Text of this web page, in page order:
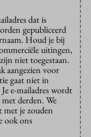
dat is
gepubliceerd
Houd je bij
uitingen,
niet toegestaan.
aangezien voor
gaat niet in
e-mailadres wordt
derden. We
met je zouden
ook ons